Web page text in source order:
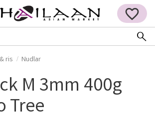
FAVORITER
ris Nudlar
M 3mm 400g
Tree